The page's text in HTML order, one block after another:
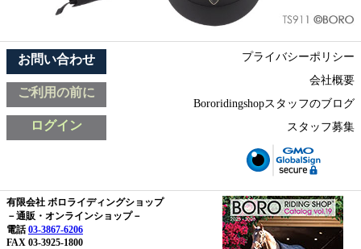
お問い合わせ
ご利用の前に
ログイン
プライバシーポリシー
会社概要
Bororidingshopスタッフのブログ
スタッフ募集
有限会社 ボロライディングショップ
－通販・オンラインショップ－
電話03-3867-6206
FAX 03-3925-1800